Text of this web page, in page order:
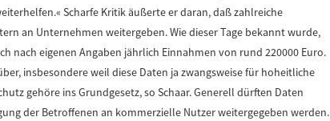
Scharfe Kritik äußerte er daran, daß zahlreiche
an Unternehmen weitergeben. Wie dieser Tage bekannt wurde,
nach eigenen Angaben jährlich Einnahmen von rund 220000 Euro.
insbesondere weil diese Daten ja zwangsweise für hoheitliche
gehöre ins Grundgesetz, so Schaar. Generell dürften Daten
der Betroffenen an kommerzielle Nutzer weitergegeben werden.